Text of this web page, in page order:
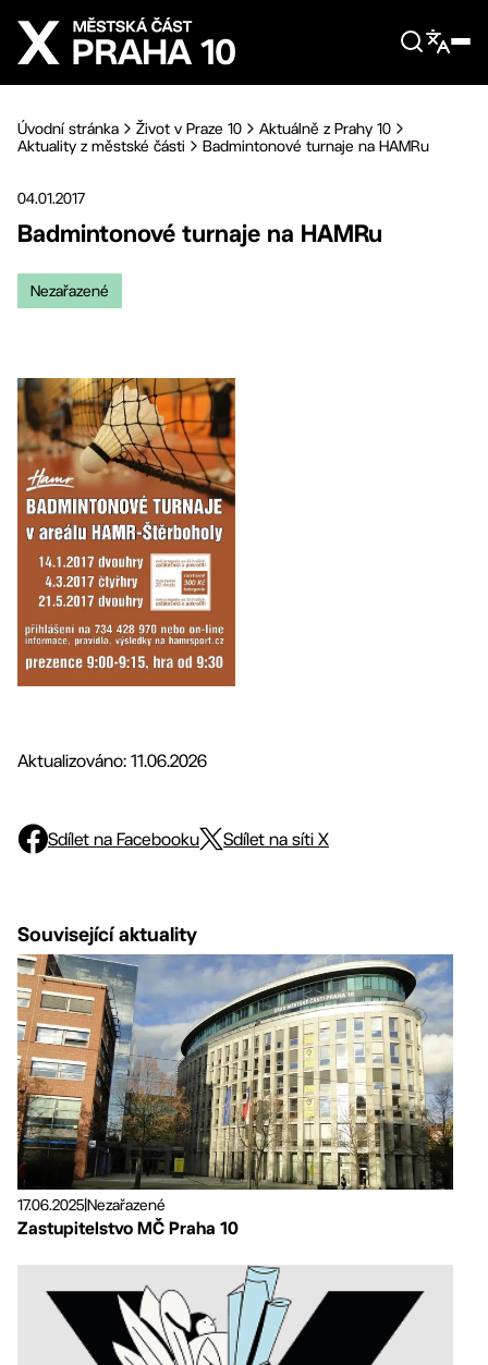
Přejít na hlavní obsah
Úvodní stránka Život v Praze 10
Aktuálně z Prahy 10
Aktuality z městské části
Badmintonové turnaje na HAMRu
04.01.2017
Badmintonové turnaje na HAMRu
Nezařazené
Aktualizováno: 11.06.2026
Sdílet na Facebooku Sdílet na síti X
Související aktuality
17.06.2025Nezařazené
Zastupitelstvo MČ Praha 10